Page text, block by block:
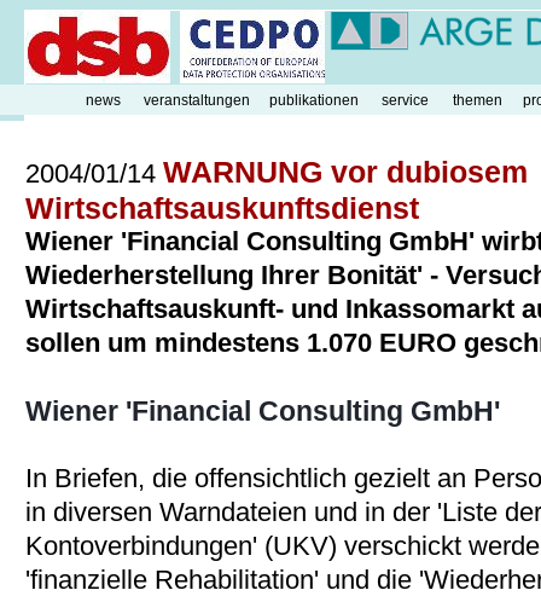
2004/01/14 WARNUNG vor dubiosem
Wirtschaftsauskunftsdienst
Wiener 'Financial Consulting GmbH'
Wiederherstellung Ihrer Bonität' -
Wirtschaftsauskunft- und Inkassomarkt
sollen um mindestens 1.070 EURO
Wiener 'Financial Consulting GmbH'
In Briefen, die offensichtlich gezielt an
in diversen Warndateien und in der 'Liste
Kontoverbindungen' (UKV) verschickt
'finanzielle Rehabilitation' und die
news veranstaltungen publikationen service themen